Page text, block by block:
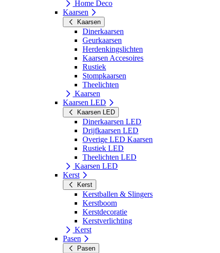
Home Deco
Kaarsen
Kaarsen
Dinerkaarsen
Geurkaarsen
Herdenkingslichten
Kaarsen Accesoires
Rustiek
Stompkaarsen
Theelichten
Kaarsen
Kaarsen LED
Kaarsen LED
Dinerkaarsen LED
Drijfkaarsen LED
Overige LED Kaarsen
Rustiek LED
Theelichten LED
Kaarsen LED
Kerst
Kerst
Kerstballen & Slingers
Kerstboom
Kerstdecoratie
Kerstverlichting
Kerst
Pasen
Pasen